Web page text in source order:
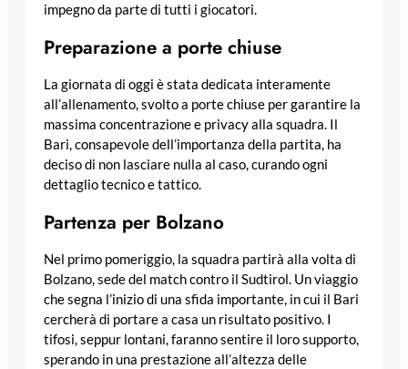
impegno da parte di tutti i giocatori.
Preparazione a porte chiuse
La giornata di oggi è stata dedicata interamente
all’allenamento, svolto a porte chiuse per garantire la
massima concentrazione e privacy alla squadra. Il
Bari, consapevole dell’importanza della partita, ha
deciso di non lasciare nulla al caso, curando ogni
dettaglio tecnico e tattico.
Partenza per Bolzano
Nel primo pomeriggio, la squadra partirà alla volta di
Bolzano, sede del match contro il Sudtirol. Un viaggio
che segna l’inizio di una sfida importante, in cui il Bari
cercherà di portare a casa un risultato positivo. I
tifosi, seppur lontani, faranno sentire il loro supporto,
sperando in una prestazione all’altezza delle